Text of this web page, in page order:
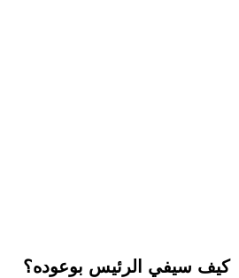
كيف سيفي الرئيس بوعوده؟